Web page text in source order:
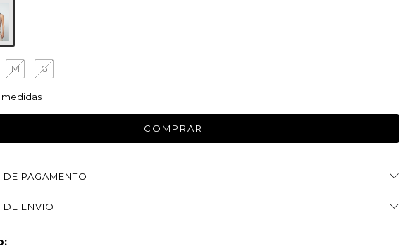
M G
medidas
DE PAGAMENTO
DE ENVIO